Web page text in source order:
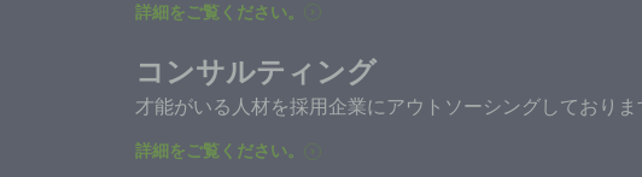
詳細をご覧ください。
コンサルティング
才能がいる人材を採用企業にアウトソーシングしておりま
詳細をご覧ください。